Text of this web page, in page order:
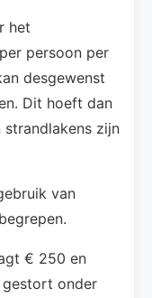
het
persoon per
desgewenst
Dit hoeft dan
zijn
van
€ 250 en
onder